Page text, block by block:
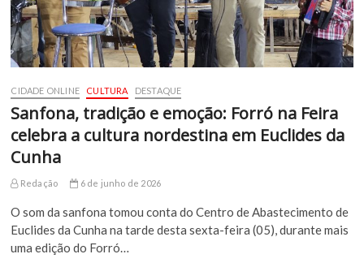
CIDADE ONLINE CULTURA DESTAQUE
Sanfona, tradição e emoção: Forró na Feira
celebra a cultura nordestina em Euclides da
Cunha
Redação 6 de junho de 2026
O som da sanfona tomou conta do Centro de Abastecimento de
Euclides da Cunha na tarde desta sexta-feira (05), durante mais
uma edição do Forró…